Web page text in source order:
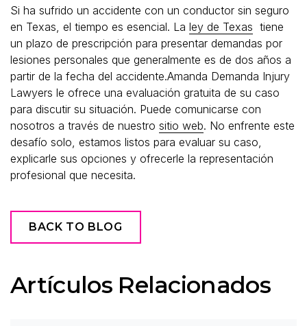
Si ha sufrido un accidente con un conductor sin seguro
en Texas, el tiempo es esencial. La ley de Texas tiene
un plazo de prescripción para presentar demandas por
lesiones personales que generalmente es de dos años a
partir de la fecha del accidente.Amanda Demanda Injury
Lawyers le ofrece una evaluación gratuita de su caso
para discutir su situación. Puede comunicarse con
nosotros a través de nuestro sitio web. No enfrente este
desafío solo, estamos listos para evaluar su caso,
explicarle sus opciones y ofrecerle la representación
profesional que necesita.
BACK TO BLOG
Artículos Relacionados